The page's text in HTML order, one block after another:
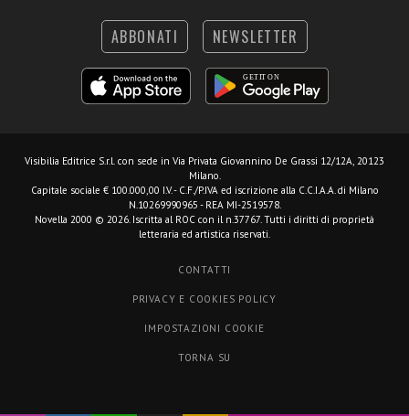
ABBONATI NEWSLETTER
Visibilia Editrice S.r.l. con sede in Via Privata Giovannino De Grassi 12/12A, 20123
Milano.
Capitale sociale € 100.000,00 I.V. - C.F./P.IVA ed iscrizione alla C.C.I.A.A. di Milano
N.10269990965 - REA MI-2519578.
Novella 2000 © 2026. Iscritta al ROC con il n.37767. Tutti i diritti di proprietà
letteraria ed artistica riservati.
CONTATTI
PRIVACY E COOKIES POLICY
IMPOSTAZIONI COOKIE
TORNA SU